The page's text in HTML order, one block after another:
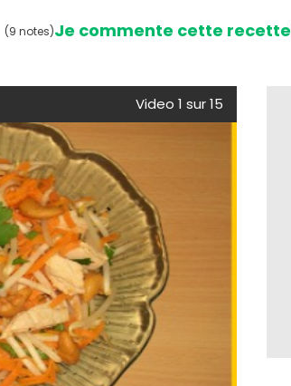
(9 notes)Je commente cette recette
Video 1 sur 15